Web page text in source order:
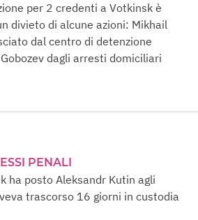
per 2 credenti a Votkinsk è
divieto di alcune azioni: Mikhail
dal centro di detenzione
dagli arresti domiciliari
PENALI
ha posto Aleksandr Kutin agli
trascorso 16 giorni in custodia